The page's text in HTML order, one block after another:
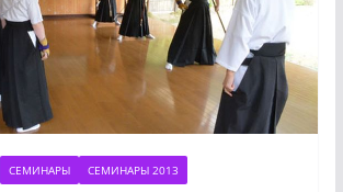
СЕМИНАРЫ СЕМИНАРЫ 2013